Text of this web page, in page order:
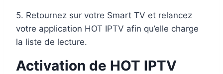
5. Retournez sur votre Smart TV et relancez
votre application HOT IPTV afin qu’elle charge
la liste de lecture.
Activation de HOT IPTV